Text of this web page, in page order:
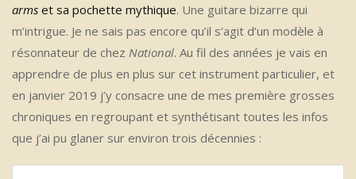
arms et sa pochette mythique. Une guitare bizarre qui
m’intrigue. Je ne sais pas encore qu’il s’agit d’un modèle à
résonnateur de chez National. Au fil des années je vais en
apprendre de plus en plus sur cet instrument particulier, et
en janvier 2019 j’y consacre une de mes première grosses
chroniques en regroupant et synthétisant toutes les infos
que j’ai pu glaner sur environ trois décennies :